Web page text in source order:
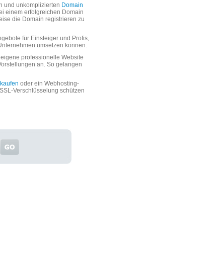
und unkomplizierten Domain
einem erfolgreichen Domain
die Domain registrieren zu
für Einsteiger und Profis,
umsetzen können.
professionelle Website
an. So gelangen
oder ein Webhosting-
Verschlüsselung schützen